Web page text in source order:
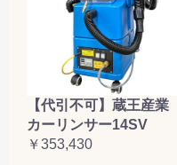
【代引不可】蔵王産業
カーリンサー14SV
￥353,430